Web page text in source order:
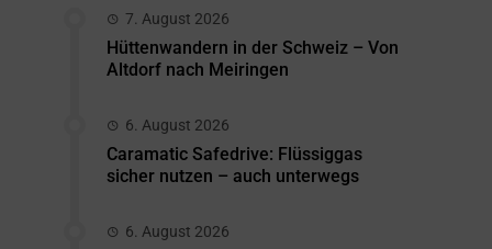
7. August 2026
Hüttenwandern in der Schweiz – Von
Altdorf nach Meiringen
6. August 2026
Caramatic Safedrive: Flüssiggas
sicher nutzen – auch unterwegs
6. August 2026